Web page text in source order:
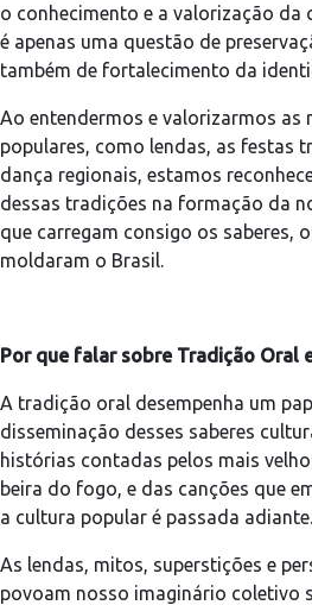
o conhecimento e a valorização da
é apenas uma questão de
também de fortalecimento da
Ao entendermos e valorizarmos as
populares, como lendas, as festas
dança regionais, estamos
dessas tradições na formação da
que carregam consigo os saberes,
moldaram o Brasil.
Por que falar sobre Tradição Oral
A tradição oral desempenha um
disseminação desses saberes
histórias contadas pelos mais
beira do fogo, e das canções que
a cultura popular é passada adiante.
As lendas, mitos, superstições e
povoam nosso imaginário coletivo